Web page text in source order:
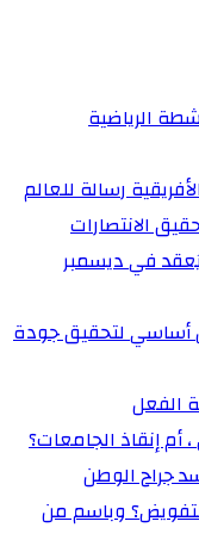
الرياضية
رسالة للعالم
الانتصارات
يُعقد في ديسمبر
أساسي لتحقيق جودة
الفعل
أم إنقاذ الجامعات؟
جراح الوطن
وباسم من